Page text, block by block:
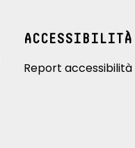
ACCESSIBILITÀ
Report accessibilità